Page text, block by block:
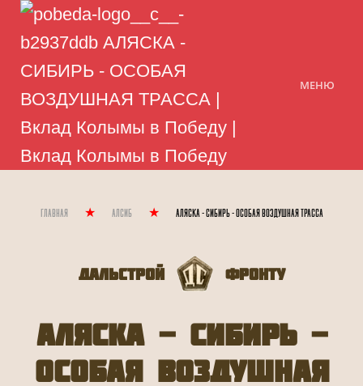
МЕНЮ
Главная Алсиб АЛЯСКА - СИБИРЬ - ОСОБАЯ ВОЗДУШНАЯ ТРАССА
Дальстрой Фронту
АЛЯСКА - СИБИРЬ -
ОСОБАЯ ВОЗДУШНАЯ